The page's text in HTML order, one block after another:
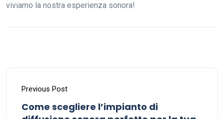
viviamo la nostra esperienza sonora!
Previous Post
Come scegliere l’impianto di